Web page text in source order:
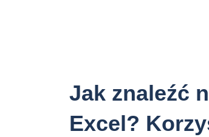
Jak znaleźć
Excel?